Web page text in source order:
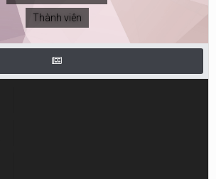
Thành viên